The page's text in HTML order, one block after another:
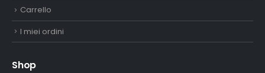
Carrello
I miei ordini
Shop